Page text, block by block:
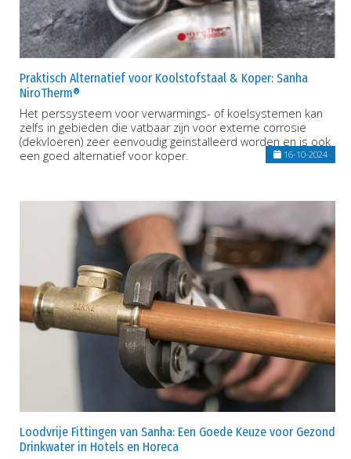
Praktisch Alternatief voor Koolstofstaal & Koper: Sanha
NiroTherm®
Het perssysteem voor verwarmings- of koelsystemen kan
zelfs in gebieden die vatbaar zijn voor externe corrosie
(dekvloeren) zeer eenvoudig geïnstalleerd worden en is ook
een goed alternatief voor koper.
16-10-2024
Loodvrije Fittingen van Sanha: Een Goede Keuze voor Gezond
Drinkwater in Hotels en Horeca